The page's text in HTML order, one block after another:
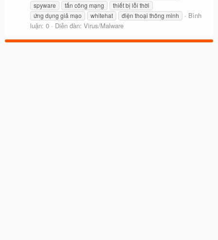
spyware
tấn công mạng
thiết bị lỗi thời
ứng dụng giả mạo
whitehat điện thoại thông minh
Bình
luận: 0
Diễn đàn: Virus/Malware